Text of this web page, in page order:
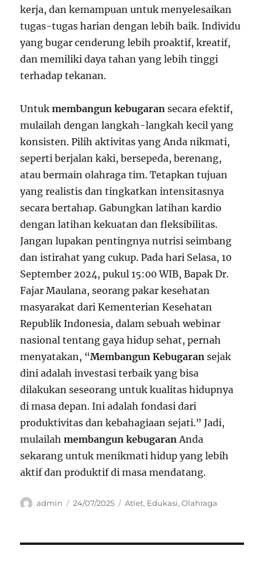
kerja, dan kemampuan untuk menyelesaikan
tugas-tugas harian dengan lebih baik. Individu
yang bugar cenderung lebih proaktif, kreatif,
dan memiliki daya tahan yang lebih tinggi
terhadap tekanan.
Untukmembangun kebugaran secara efektif,
mulailah dengan langkah-langkah kecil yang
konsisten. Pilih aktivitas yang Anda nikmati,
seperti berjalan kaki, bersepeda, berenang,
atau bermain olahraga tim. Tetapkan tujuan
yang realistis dan tingkatkan intensitasnya
secara bertahap. Gabungkan latihan kardio
dengan latihan kekuatan dan fleksibilitas.
Jangan lupakan pentingnya nutrisi seimbang
dan istirahat yang cukup. Pada hari Selasa, 10
September 2024, pukul 15:00 WIB, Bapak Dr.
Fajar Maulana, seorang pakar kesehatan
masyarakat dari Kementerian Kesehatan
Republik Indonesia, dalam sebuah webinar
nasional tentang gaya hidup sehat, pernah
menyatakan, “Membangun Kebugaran sejak
dini adalah investasi terbaik yang bisa
dilakukan seseorang untuk kualitas hidupnya
di masa depan. Ini adalah fondasi dari
produktivitas dan kebahagiaan sejati.” Jadi,
mulailahmembangun kebugaranAnda
sekarang untuk menikmati hidup yang lebih
aktif dan produktif di masa mendatang.
Author
admin
Posted
24/07/2025 Categories
Atlet, Edukasi,Olahraga